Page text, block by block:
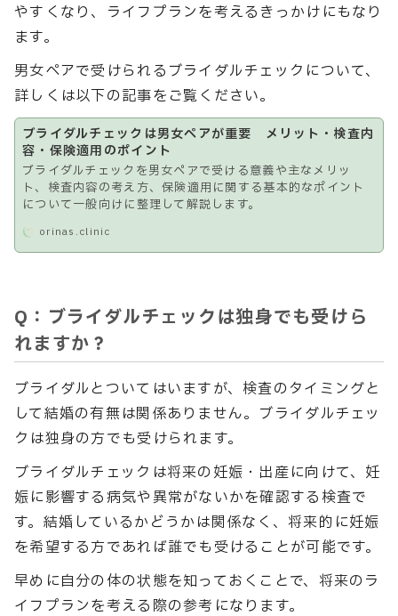
やすくなり、ライフプランを考えるきっかけにもなり
ます。
男女ペアで受けられるブライダルチェックについて、
詳しくは以下の記事をご覧ください。
ブライダルチェックは男女ペアが重要 メリット・検査内
容・保険適用のポイント
ブライダルチェックを男女ペアで受ける意義や主なメリッ
ト、検査内容の考え方、保険適用に関する基本的なポイント
について一般向けに整理して解説します。
orinas.clinic
Q：ブライダルチェックは独身でも受けら
れますか？
ブライダルとついてはいますが、検査のタイミングと
して結婚の有無は関係ありません。ブライダルチェッ
クは独身の方でも受けられます。
ブライダルチェックは将来の妊娠・出産に向けて、妊
娠に影響する病気や異常がないかを確認する検査で
す。結婚しているかどうかは関係なく、将来的に妊娠
を希望する方であれば誰でも受けることが可能です。
早めに自分の体の状態を知っておくことで、将来のラ
イフプランを考える際の参考になります。